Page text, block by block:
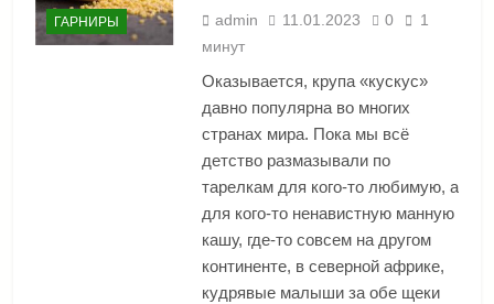
ГАРНИРЫ admin 11.01.2023 0
1
минут
Оказывается, крупа «кускус»
давно популярна во многих
странах мира. Пока мы всё
детство размазывали по
тарелкам для кого-то любимую, а
для кого-то ненавистную манную
кашу, где-то совсем на другом
континенте, в северной африке,
кудрявые малыши за обе щеки